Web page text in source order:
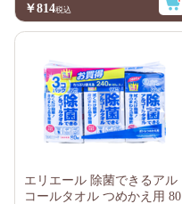
￥814
エリエール 除菌できるアル
コールタオル つめかえ用 80